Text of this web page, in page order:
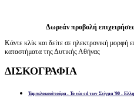
Δωρεάν προβολή
Κάντε κλίκ και δείτε σε ηλεκτρονική μορφή
καταστήματα της Δυτικής Αθήνας
ΔΙΣΚΟΓΡΑΦΙΑ
Ταμπελοκουλτούρα - Το νέο cd των Στίγμα '90 -